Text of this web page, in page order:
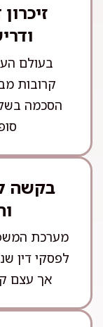
בעולם
קרובות
הסכמה
בקשה
מערכת
לפסקי דין
אך עצם